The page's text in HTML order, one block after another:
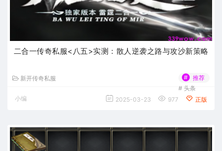
二合一传奇私服<八五>实测：散人逆袭之路与攻沙新策略
新开传奇私服 #
推荐
# 头条
小编
2025-03-23 977 正版